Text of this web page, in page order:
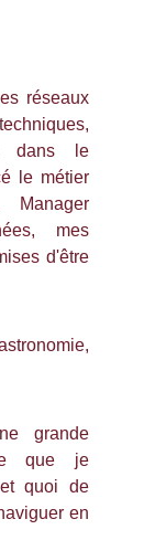
réseaux
dans le
le métier
mes
d'être
grande
que je
quoi de
en